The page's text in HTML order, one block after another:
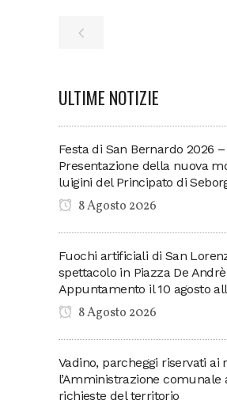
ULTIME NOTIZIE
Festa di San Bernardo 2026 –
Presentazione della nuova
luigini del Principato di
8 Agosto 2026
Fuochi artificiali di San
spettacolo in Piazza De Andrè
Appuntamento il 10 agosto
8 Agosto 2026
Vadino, parcheggi riservati ai
l’Amministrazione comunale
richieste del territorio